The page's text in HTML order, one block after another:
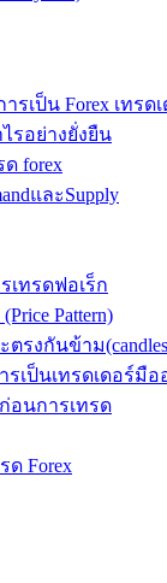
เป็น Forex เทรดเ
รอย่างยั่งยืน
forex
และSupply
เทรดฟอเร็ก
Pattern)
งกันข้าม
เป็นเทรดเดอร์มื
อนการเทรด
Forex